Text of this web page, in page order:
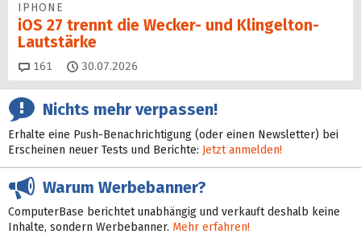
IPHONE
iOS 27 trennt die Wecker- und Klingelton-
Lautstärke
161 Kommentare
30.07.2026
Nichts mehr verpassen!
Erhalte eine Push-Benachrichtigung (oder einen Newsletter) bei
Erscheinen neuer Tests und Berichte: Jetzt anmelden!
Warum Werbebanner?
ComputerBase berichtet unabhängig und verkauft deshalb keine
Inhalte, sondern Werbebanner. Mehr erfahren!